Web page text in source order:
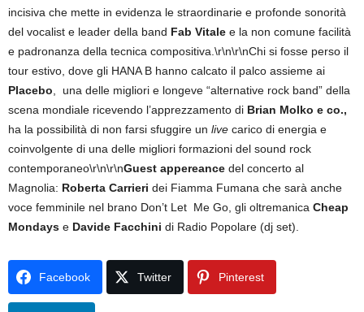
incisiva che mette in evidenza le straordinarie e profonde sonorità
del vocalist e leader della band Fab Vitale e la non comune facilità
e padronanza della tecnica compositiva.\r\n\r\nChi si fosse perso il
tour estivo, dove gli HANA B hanno calcato il palco assieme ai
Placebo , una delle migliori e longeve “alternative rock band” della
scena mondiale ricevendo l’apprezzamento di Brian Molko e co.,
ha la possibilità di non farsi sfuggire un live carico di energia e
coinvolgente di una delle migliori formazioni del sound rock
contemporaneo\r\n\r\nGuest appereance del concerto al
Magnolia: Roberta Carrieri dei Fiamma Fumana che sarà anche
voce femminile nel brano Don’t Let Me Go, gli oltremanica Cheap
Mondays e Davide Facchini di Radio Popolare (dj set).
Facebook Twitter Pinterest